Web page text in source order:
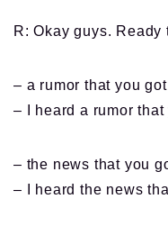
R: Okay guys. Ready
– a rumor that you
– I heard a rumor
– the news that you
– I heard the news